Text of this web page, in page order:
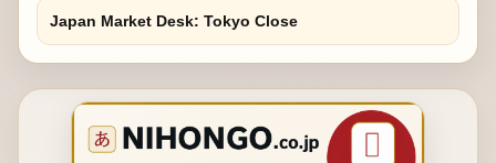
Japan Market Desk: Tokyo Close